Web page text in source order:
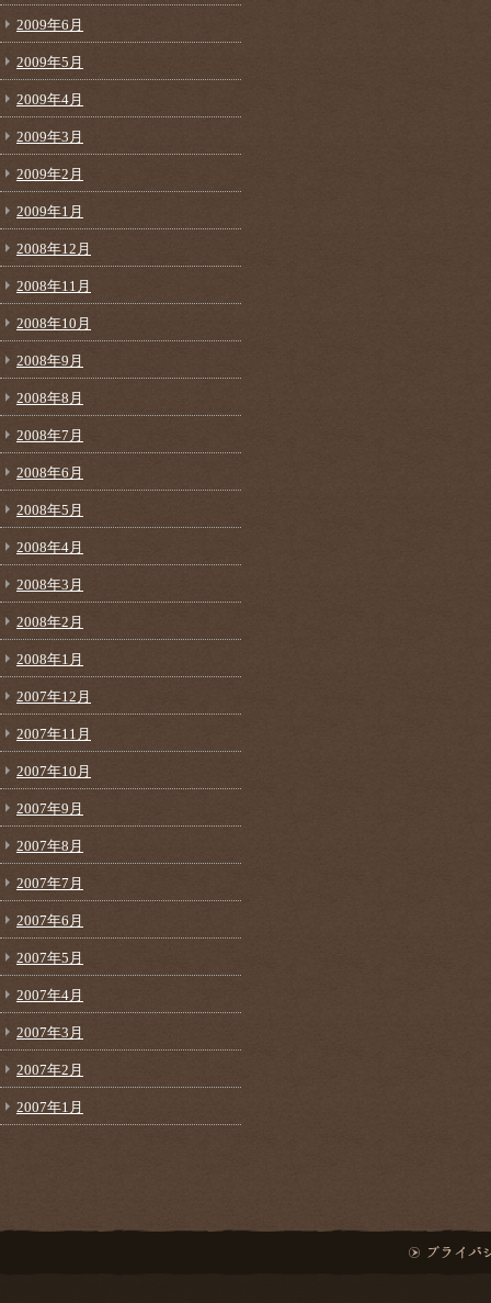
2009年6月
2009年5月
2009年4月
2009年3月
2009年2月
2009年1月
2008年12月
2008年11月
2008年10月
2008年9月
2008年8月
2008年7月
2008年6月
2008年5月
2008年4月
2008年3月
2008年2月
2008年1月
2007年12月
2007年11月
2007年10月
2007年9月
2007年8月
2007年7月
2007年6月
2007年5月
2007年4月
2007年3月
2007年2月
2007年1月